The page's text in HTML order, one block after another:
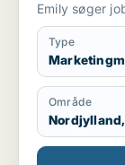
Emily søger
Type
Område